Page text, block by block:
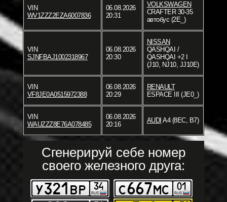
VIN
WV1ZZZ2EZA6007836
06.08.2026
20:31
VOLKSWAGEN
CRAFTER 30-35
автобус (2E_)
VIN
SJNFBAJ1002318967
06.08.2026
20:30
NISSAN
QASHQAI /
QASHQAI +2 I
(J10, NJ10, JJ10E)
VIN
VF8JE0A0515972388
06.08.2026
20:29
RENAULT
ESPACE III (JE0_)
VIN
WAUZZZ8E76A078485
06.08.2026
20:16
AUDI A4 (8EC, B7)
Сгенерируй себе номер
своего железного друга: